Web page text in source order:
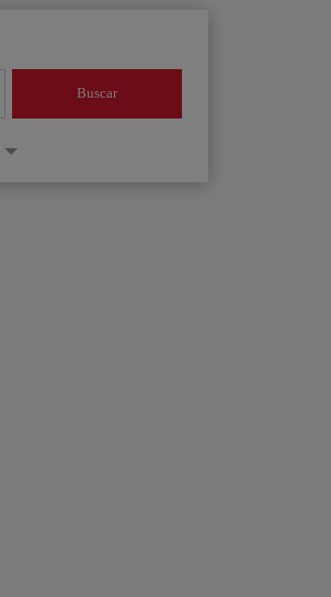
Buscar